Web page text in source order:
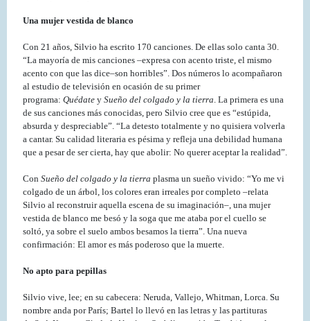
Una mujer vestida de blanco
Con 21 años, Silvio ha escrito 170 canciones. De ellas solo canta 30.
“La mayoría de mis canciones –expresa con acento triste, el mismo
acento con que las dice–son horribles”. Dos números lo acompañaron
al estudio de televisión en ocasión de su primer
programa: Quédate y Sueño del colgado y la tierra. La primera es una
de sus canciones más conocidas, pero Silvio cree que es “estúpida,
absurda y despreciable”. “La detesto totalmente y no quisiera volverla
a cantar. Su calidad literaria es pésima y refleja una debilidad humana
que a pesar de ser cierta, hay que abolir: No querer aceptar la realidad”.
Con Sueño del colgado y la tierra plasma un sueño vivido: “Yo me vi
colgado de un árbol, los colores eran irreales por completo –relata
Silvio al reconstruir aquella escena de su imaginación–, una mujer
vestida de blanco me besó y la soga que me ataba por el cuello se
soltó, ya sobre el suelo ambos besamos la tierra”. Una nueva
confirmación: El amor es más poderoso que la muerte.
No apto para pepillas
Silvio vive, lee; en su cabecera: Neruda, Vallejo, Whitman, Lorca. Su
nombre anda por París; Bartel lo llevó en las letras y las partituras